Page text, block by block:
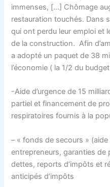
immenses, […] Chômage
restauration touchés. Dans
qui ont perdu leur emploi et
de la construction. Afin
a adopté un paquet de 38
l’économie ( la 1/2 du
-Aide d’urgence de 15
partiel et financement de
respiratoires fournis à la
– « fonds de secours » (aide
entrepreneurs, garanties
dettes, reports d’impôts et
anticipés d’impôts